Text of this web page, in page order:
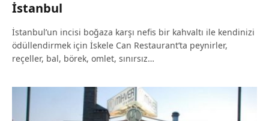
İstanbul
İstanbul’un incisi boğaza karşı nefis bir kahvaltı ile kendinizi
ödüllendirmek için İskele Can Restaurant’ta peynirler,
reçeller, bal, börek, omlet, sınırsız…